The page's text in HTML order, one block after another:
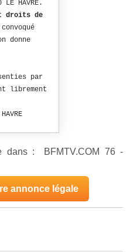
HAVRE.
droits de
donne
par
librement
dans : BFMTV.COM 76 -
annonce légale